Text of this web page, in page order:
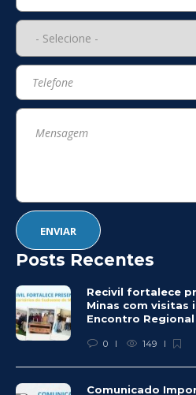
Posts Recentes
Recivil fortalece
Minas com visitas
Encontro
0 149
Comunicado